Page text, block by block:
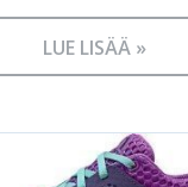
LUE LISÄÄ »